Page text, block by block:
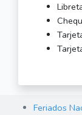
Feriados